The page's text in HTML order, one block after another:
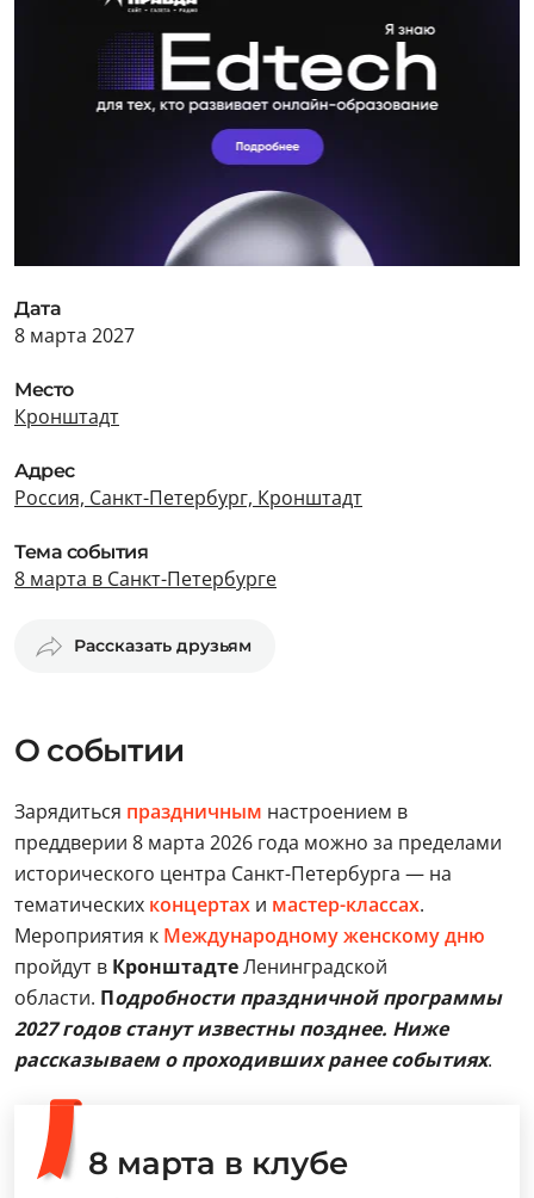
Дата
8 марта 2027
Место
Кронштадт
Адрес
Россия, Санкт-Петербург, Кронштадт
Тема события
8 марта в Санкт-Петербурге
Рассказать друзьям
О событии
Зарядиться праздничным настроением в
преддверии 8 марта 2026 года можно за пределами
исторического центра Санкт-Петербурга — на
тематических концертах и мастер-классах.
Мероприятия к Международному женскому дню
пройдут в КронштадтеЛенинградской
области. Подробности праздничной программы
2027 годов станут известны позднее. Ниже
рассказываем о проходивших ранее событиях.
8 марта в клубе